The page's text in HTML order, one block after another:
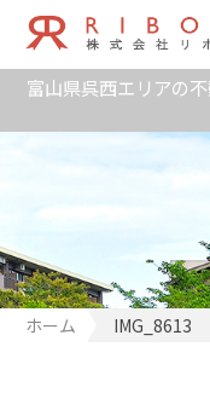
富山県呉西エリアの
ホーム IMG_8613